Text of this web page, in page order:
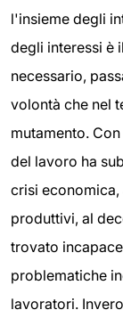
l'insieme degli
degli interessi è
necessario,
volontà che nel
mutamento.
del lavoro ha
crisi
produttivi, al
trovato
problematiche
lavoratori.